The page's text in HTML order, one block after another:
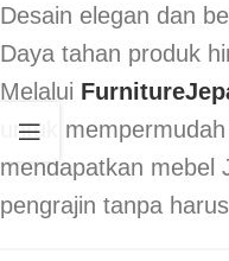
Desain elegan dan
Daya tahan produk
Melalui
untuk
mendapatkan mebel
pengrajin tanpa